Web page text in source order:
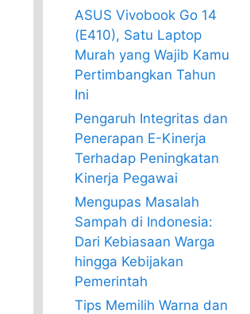
ASUS Vivobook Go 14
(E410), Satu Laptop
Murah yang Wajib Kamu
Pertimbangkan Tahun
Ini
Pengaruh Integritas dan
Penerapan E-Kinerja
Terhadap Peningkatan
Kinerja Pegawai
Mengupas Masalah
Sampah di Indonesia:
Dari Kebiasaan Warga
hingga Kebijakan
Pemerintah
Tips Memilih Warna dan